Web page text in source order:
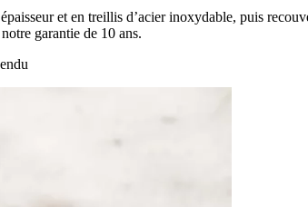
et en treillis d’acier inoxydable, puis
garantie de 10 ans.